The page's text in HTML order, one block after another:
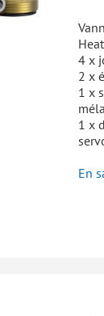
4 x
2 x
1 x
1 x
En